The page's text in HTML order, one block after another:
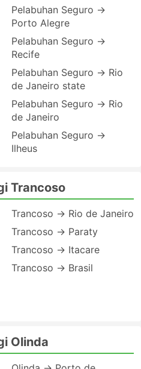
Pelabuhan Seguro →
Porto Alegre
Pelabuhan Seguro →
Recife
Pelabuhan Seguro → Rio
de Janeiro state
Pelabuhan Seguro → Rio
de Janeiro
Pelabuhan Seguro →
Ilheus
Trancoso
Trancoso → Rio de Janeiro
Trancoso → Paraty
Trancoso → Itacare
Trancoso → Brasil
Olinda